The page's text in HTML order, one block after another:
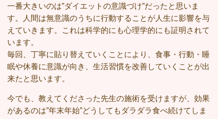
一番大きいのは”ダイエットの意識づけ”だったと思いま
す。人間は無意識のうちに行動することが人生に影響を与
えていきます。これは科学的にも心理学的にも証明されて
います。
毎回、丁寧に貼り替えていくことにより、食事・行動・睡
眠や休養に意識が向き、生活習慣を改善していくことが出
来たと思います。
今でも、教えてくださった先生の施術を受けますが、効果
があるのは”年末年始”どうしてもダラダラ食べ続けてしま